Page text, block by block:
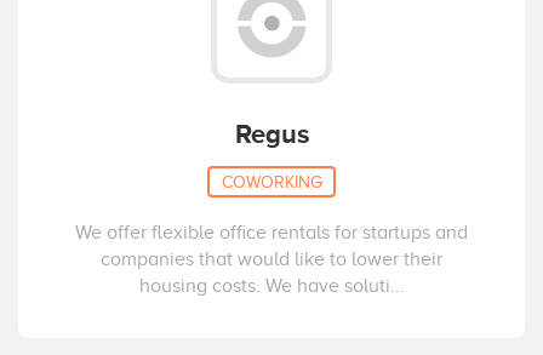
Regus
COWORKING
We offer flexible office rentals for startups and
companies that would like to lower their
housing costs. We have soluti...